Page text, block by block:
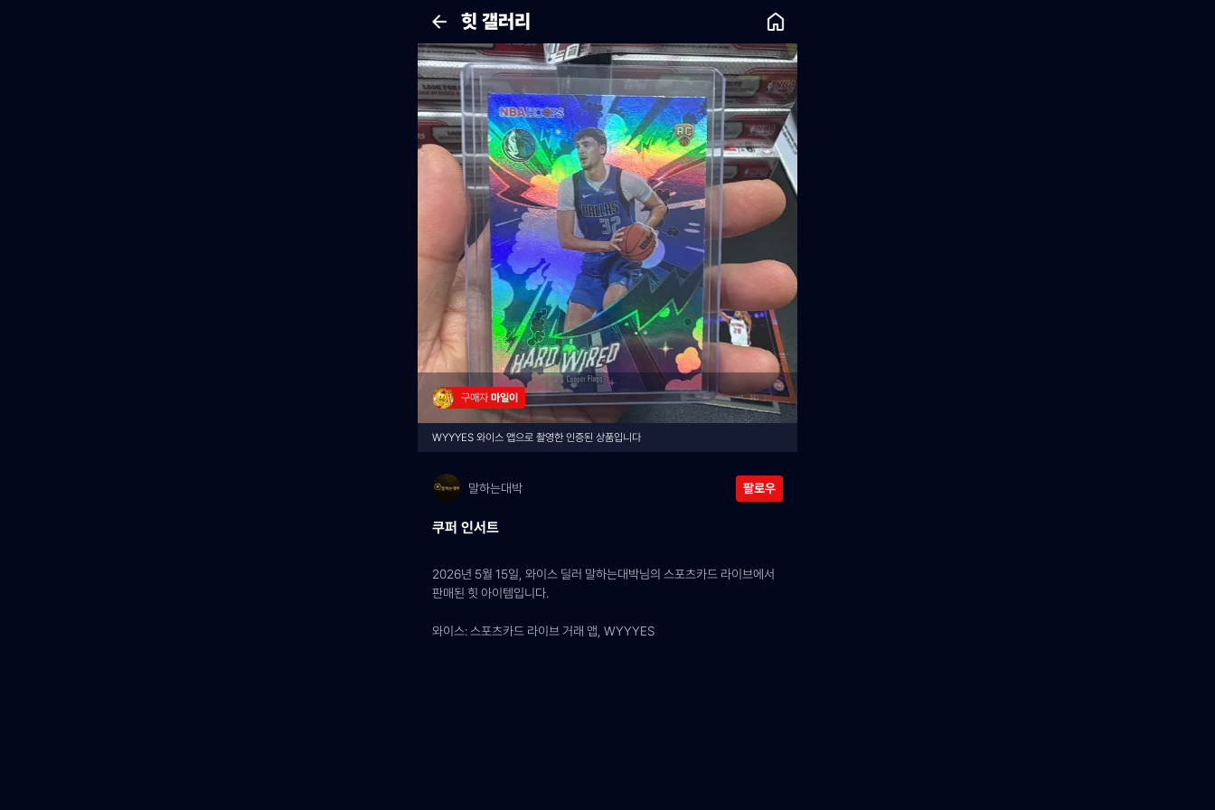
힛 갤러리
구매자 마일이
WYYYES 와이스 앱으로 촬영한 인증된 상품입니다
말하는대박 팔로우
쿠퍼 인서트
2026년 5월 15일, 와이스 딜러 말하는대박님의 스포츠카드 라이브에서
판매된 힛 아이템입니다.
와이스: 스포츠카드 라이브 거래 앱, WYYYES